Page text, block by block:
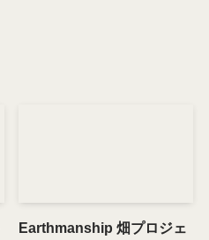
Earthmanship 畑プロジェ